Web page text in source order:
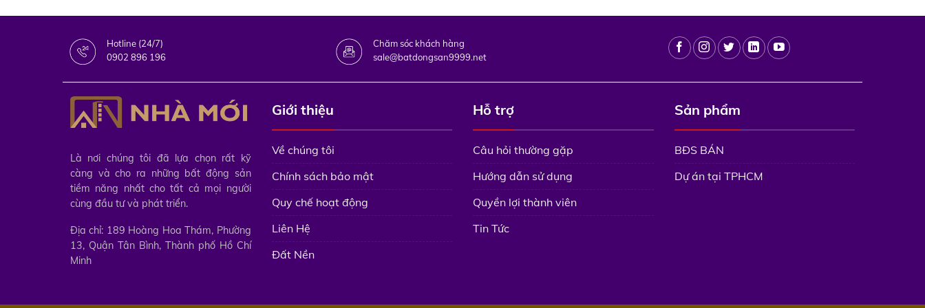
Hotline (24/7)
0902 896 196
Chăm sóc khách hàng
sale@batdongsan9999.net
Là nơi chúng tôi đã lựa chọn rất kỹ
càng và cho ra những bất động sản
tiềm năng nhất cho tất cả mọi người
cùng đầu tư và phát triển.
Địa chỉ: 189 Hoàng Hoa Thám, Phường
13, Quận Tân Bình, Thành phố Hồ Chí
Minh
Giới thiệu
Về chúng tôi
Chính sách bảo mật
Quy chế hoạt động
Liên Hệ
Đất Nền
Hỗ trợ
Câu hỏi thường gặp
Hướng dẫn sử dụng
Quyền lợi thành viên
Tin Tức
Sản phẩm
BĐS BÁN
Dự án tại TPHCM